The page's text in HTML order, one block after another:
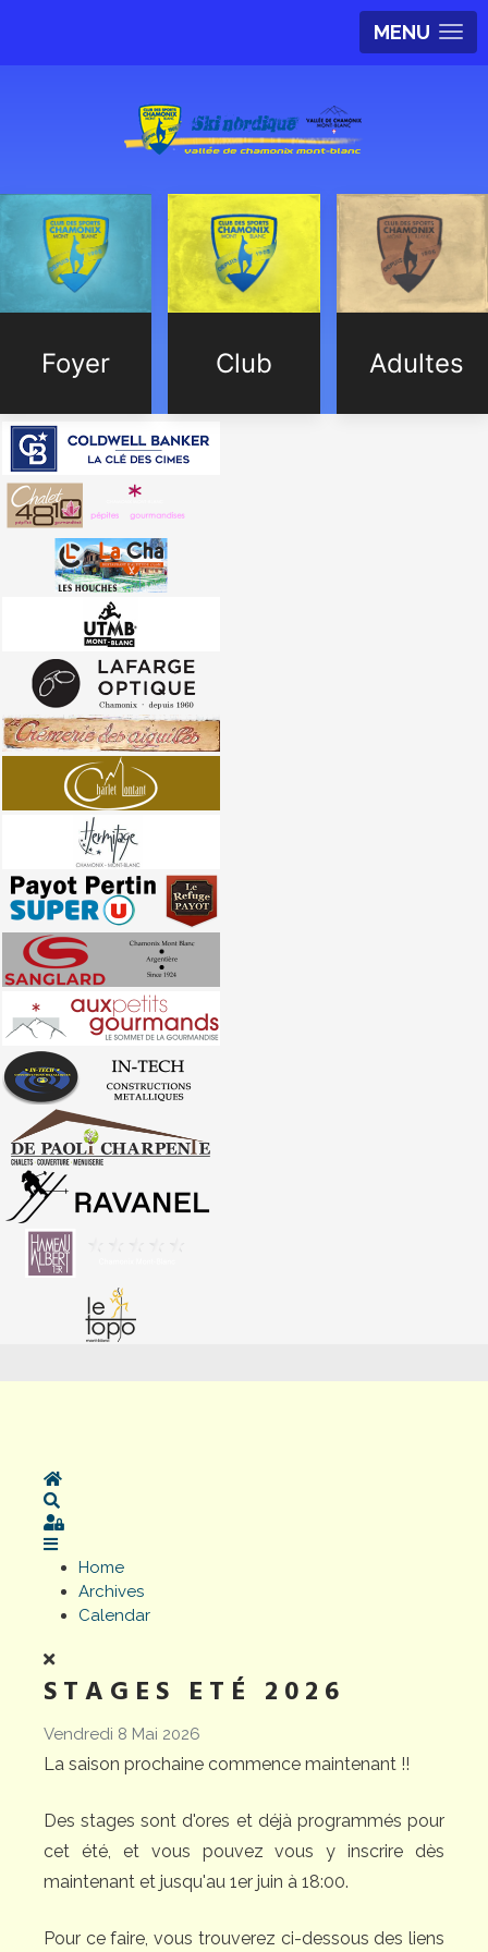
MENU
Foyer Club Adultes
Home
Sign In
Home
Archives
Calendar
STAGES ETÉ 2026
Vendredi 8 Mai 2026
La saison prochaine commence maintenant !!
Des stages sont d'ores et déjà programmés pour
cet été, et vous pouvez vous y inscrire dès
maintenant et jusqu'au 1er juin à 18:00.
Pour ce faire, vous trouverez ci-dessous des liens